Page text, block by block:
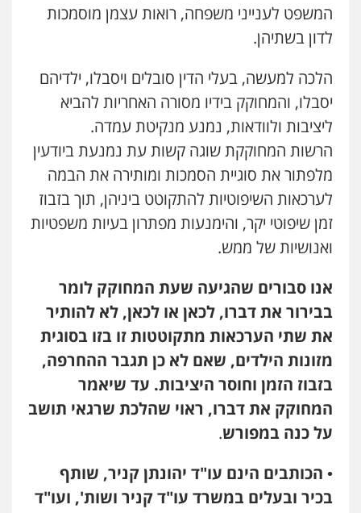
המשפט לענייני משפחה, רואות עצמן מוסמכות
לדון בשתיהן.
הלכה למעשה, בעלי הדין סובלים ויסבלו, ילדיהם
יסבלו, והמחוקק בידיו מסורה האחריות להביא
ליציבות ולוודאות, נמנע מנקיטת עמדה.
הרשות המחוקקת שוגה קשות עת נמנעת ביודעין
מלפתור את סוגיית הסמכות ומותירה את הבמה
לערכאות השיפוטיות להתקוטט ביניהן, תוך בזבוז
זמן שיפוטי יקר, והימנעות מפתרון בעיות משפטיות
ואנושיות של ממש.
אנו סבורים שהגיעה שעת המחוקק לומר
בבירור את דברו, לכאן או לכאן, לא להותיר
את שתי הערכאות מתקוטטות זו בזו בסוגית
מזונות הילדים, שאם לא כן תגבר ההחרפה,
בזבוז הזמן וחוסר היציבות. עד שיאמר
המחוקק את דברו, ראוי שהלכת שרגאי תושב
על כנה במפורש.
• הכותבים הינם עו"ד יהונתן קניר, שותף
בכיר ובעלים במשרד עו"ד קניר ושות', ועו"ד